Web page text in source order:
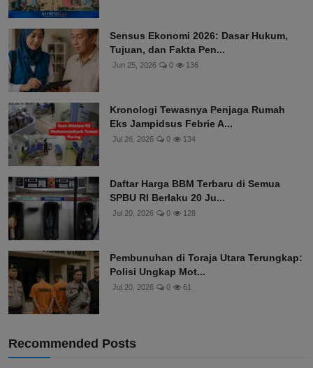
Sensus Ekonomi 2026: Dasar Hukum,
Tujuan, dan Fakta Pen...
Jun 25, 2026 0 136
Kronologi Tewasnya Penjaga Rumah
Eks Jampidsus Febrie A...
Jul 26, 2026 0 134
Daftar Harga BBM Terbaru di Semua
SPBU RI Berlaku 20 Ju...
Jul 20, 2026 0 128
Pembunuhan di Toraja Utara Terungkap:
Polisi Ungkap Mot...
Jul 20, 2026 0 61
Recommended Posts